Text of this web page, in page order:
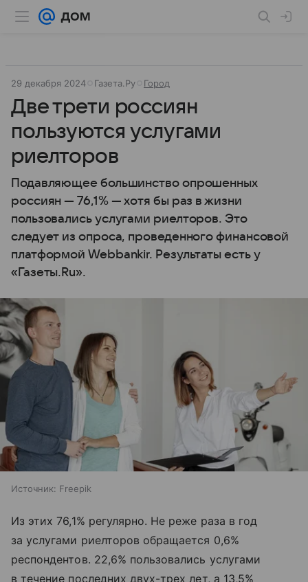
29 декабря 2024 Газета.Ру Город
Две трети россиян
пользуются услугами
риелторов
Подавляющее большинство опрошенных
россиян — 76,1% — хотя бы раз в жизни
пользовались услугами риелторов. Это
следует из опроса, проведенного финансовой
платформой Webbankir. Результаты есть у
«Газеты.Ru».
Источник: Freepik
Из этих 76,1% регулярно. Не реже раза в год
за услугами риелторов обращается 0,6%
респондентов. 22,6% пользовались услугами
в течение последних двух-трех лет, а 13,5%